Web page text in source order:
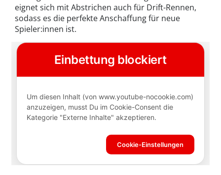
eignet sich mit Abstrichen auch für Drift-Rennen,
sodass es die perfekte Anschaffung für neue
Spieler:innen ist.